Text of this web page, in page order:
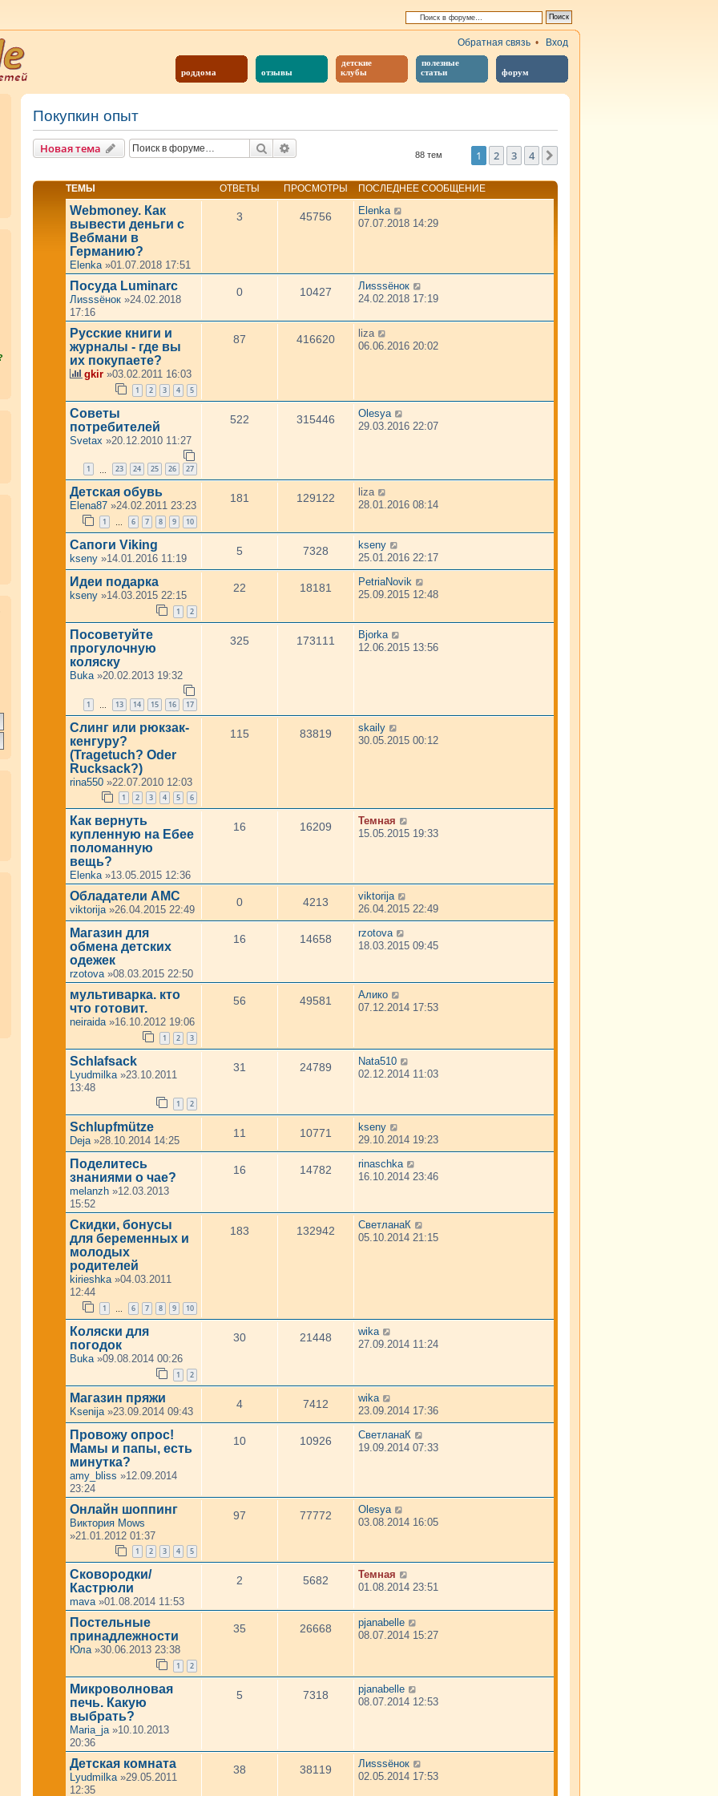
роддома отзывы
детские
клубы
полезные
статьи
форум
Обратная связь • Вход
Покупкин опыт
Новая тема Поиск 88 тем 1 2 3 4
ТЕМЫ ОТВЕТЫ ПРОСМОТРЫ ПОСЛЕДНЕЕ СООБЩЕНИЕ
Webmoney. Как
вывести деньги с
Вебмани в
Германию?
Elenka »01.07.2018 17:51
3 45756
Elenka
07.07.2018 14:29
Посуда Luminarc
Лиsssёнок »24.02.2018
17:16
0 10427
Лиsssёнок
24.02.2018 17:19
Русские книги и
журналы - где вы
их покупаете?
gkir »03.02.2011 16:03
1 2 3 4 5
87 416620
liza
06.06.2016 20:02
Советы
потребителей
Svetax »20.12.2010 11:27
1 23 24 25 26 27
522 315446
Olesya
29.03.2016 22:07
Детская обувь
Elena87 »24.02.2011 23:23
1 … 6 7 8 9 10
181 129122
liza
28.01.2016 08:14
Сапоги Viking
kseny »14.01.2016 11:19
5 7328
kseny
25.01.2016 22:17
Идеи подарка
kseny »14.03.2015 22:15
1 2
22 18181
PetriaNovik
25.09.2015 12:48
Посоветуйте
прогулочную
коляску
Buka »20.02.2013 19:32
1 13 14 15 16 17
325 173111
Bjorka
12.06.2015 13:56
Слинг или рюкзак-
кенгуру?
(Tragetuch? Oder
Rucksack?)
rina550 »22.07.2010 12:03
1 2 3 4 5 6
115 83819
skaily
30.05.2015 00:12
Как вернуть
купленную на Ебее
поломанную
вещь?
Elenka»13.05.2015 12:36
16 16209
Темная
15.05.2015 19:33
Обладатели АМC
viktorija»26.04.2015 22:49
0 4213
viktorija
26.04.2015 22:49
Магазин для
обмена детских
одежек
rzotova»08.03.2015 22:50
16 14658
rzotova
18.03.2015 09:45
мультиварка. кто
что готовит.
neiraida»16.10.2012 19:06
1 2 3
56 49581
Алико
07.12.2014 17:53
Schlafsack
Lyudmilka»23.10.2011
13:48
1 2
31 24789
Nata510
02.12.2014 11:03
Schlupfmütze
Deja »28.10.2014 14:25
11 10771
kseny
29.10.2014 19:23
Поделитесь
знаниями о чае?
melanzh »12.03.2013
15:52
16 14782
rinaschka
16.10.2014 23:46
Скидки, бонусы
для беременных и
молодых
родителей
kirieshka »04.03.2011
12:44
1 … 6 7 8 9 10
183 132942
СветланаК
05.10.2014 21:15
Коляски для
погодок
Buka »09.08.2014 00:26
1 2
30 21448
wika
27.09.2014 11:24
Магазин пряжи
Ksenija »23.09.2014 09:43
4 7412
wika
23.09.2014 17:36
Провожу опрос!
Мамы и папы, есть
минутка?
amy_bliss »12.09.2014
23:24
10 10926
СветланаК
19.09.2014 07:33
Онлайн шоппинг
Виктория Mows
»21.01.2012 01:37
1 2 3 4 5
97 77772
Olesya
03.08.2014 16:05
Сковородки/
Кастрюли
mava»01.08.2014 11:53
2 5682
Темная
01.08.2014 23:51
Постельные
принадлежности
Юла»30.06.2013 23:38
1 2
35 26668
pjanabelle
08.07.2014 15:27
Микроволновая
печь. Какую
выбрать?
Maria_ja»10.10.2013
20:36
5 7318
pjanabelle
08.07.2014 12:53
Детская комната
Lyudmilka»29.05.2011
12:35
38 38119
Лиsssёнок
02.05.2014 17:53